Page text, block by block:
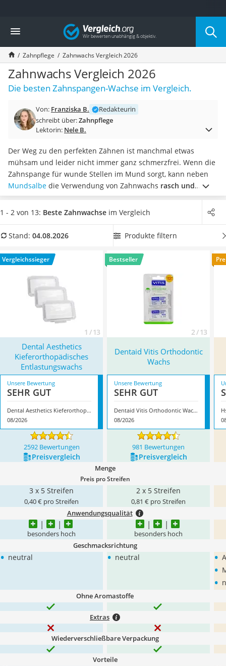
Die beliebtesten Vergleiche nach Kategorie
Drogerie
Inhalator
Haarschneider
Rollator
Braun Rasierer
Katzenklappe (Chip)
Masturbator
Massagepistole
Reisehaartrockner
Eiweißpulver
Magnesiumpräparat
Katzenklappe
Nackenmassagegerät
Zeckenschutz Katze
Philips-Sonicare-Zahnbürste
Mineralfutter Pferd
Massagegerät
Vergleich
Zahnpflege Zahnwachs Vergleich 2026
Zahnwachs Vergleich 2026
Die besten Zahnspangen-Wachse im Vergleich.
Von: Franziska B.
Redakteurin
schreibt über:Zahnpflege
Lektorin: Nele B.
Der Weg zu den perfekten Zähnen ist manchmal etwas
mühsam und leider nicht immer ganz schmerzfrei. Wenn die
Zahnspange für wunde Stellen im Mund sorgt, kann neben
Mundsalbe die Verwendung von Zahnwachs rasch und
unkompliziert für Linderung sorgen. Von denfarbenfrohen
Etuis und den verschiedenen Geschmacksrichtungen
laut Online-Tests kinderleicht.
Wählen Sie jetzt aus unserer
Zahnwachs, wenn Sie Wert auf Zahnwachs ohne Aromastoffe
legen. Überzeugt hat uns hier im August 2026 besonders das
ModellDental Aesthetics Kieferorthopädisches
Entlastungswachs
mit seinen Eigenschaften.
1 - 2 von 13: Beste Zahnwachse im Vergleich
Stand: 04.08.2026 Produkte filtern
Vergleichssieger
1 / 13
Bestseller
2 / 13
Dental Aesthetics
Kieferorthopädisches
Entlastungswachs
Dentaid Vitis Orthodontic
Wachs
Unsere Bewertung
SEHR GUT
Dental Aesthetics Kieferorthopädisches Entlastungswachs
08/2026
Unsere Bewertung
SEHR GUT
Dentaid Vitis Orthodontic Wachs
08/2026
2592 Bewertungen 981 Bewertungen
Preis­vergleich Preis­vergleich
Menge
Preis pro Streifen
3 x 5 Streifen
0,40 € pro Streifen
2 x 5 Streifen
0,81 € pro Streifen
Anwendungsqualität
besonders hoch besonders hoch
Geschmacksrichtung
• neutral • neutral •
•
•
Ohne Aromastoffe
Extras
Wiederverschließbare Verpackung
Vorteile